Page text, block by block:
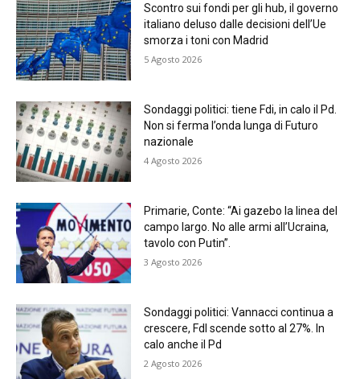
Scontro sui fondi per gli hub, il governo
italiano deluso dalle decisioni dell’Ue
smorza i toni con Madrid
5 Agosto 2026
Sondaggi politici: tiene Fdi, in calo il Pd.
Non si ferma l’onda lunga di Futuro
nazionale
4 Agosto 2026
Primarie, Conte: “Ai gazebo la linea del
campo largo. No alle armi all’Ucraina,
tavolo con Putin”.
3 Agosto 2026
Sondaggi politici: Vannacci continua a
crescere, FdI scende sotto al 27%. In
calo anche il Pd
2 Agosto 2026